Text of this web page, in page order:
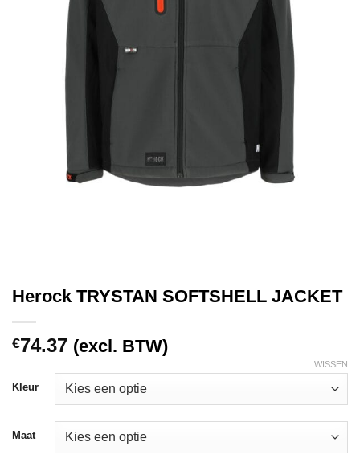
Herock TRYSTAN SOFTSHELL JACKET
€74.37 (excl. BTW)
Kleur
Maat
WISSEN